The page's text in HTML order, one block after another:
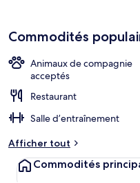
Commodités
Animaux de compagnie
acceptés
Restaurant
Salle d’entraînement
Afficher tout
Commodités